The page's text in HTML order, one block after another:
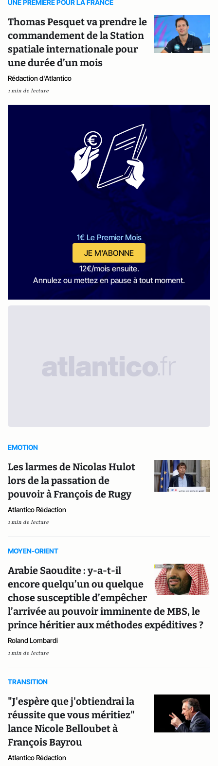
UNE PREMIERE POUR LA FRANCE
Thomas Pesquet va prendre le
commandement de la Station
spatiale internationale pour
une durée d’un mois
Rédaction d'Atlantico
1 min de lecture
1€ Le Premier Mois
JE M'ABONNE
12€/mois ensuite.
Annulez ou mettez en pause à tout moment.
EMOTION
Les larmes de Nicolas Hulot
lors de la passation de
pouvoir à François de Rugy
Atlantico Rédaction
1 min de lecture
MOYEN-ORIENT
Arabie Saoudite : y-a-t-il
encore quelqu’un ou quelque
chose susceptible d’empêcher
l’arrivée au pouvoir imminente de MBS, le
prince héritier aux méthodes expéditives ?
Roland Lombardi
1 min de lecture
TRANSITION
"J'espère que j'obtiendrai la
réussite que vous méritiez"
lance Nicole Belloubet à
François Bayrou
Atlantico Rédaction